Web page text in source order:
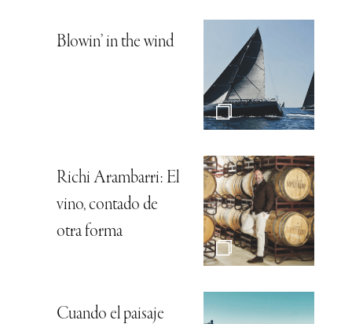
Blowin’ in the wind
Richi Arambarri: El
vino, contado de
otra forma
Cuando el paisaje